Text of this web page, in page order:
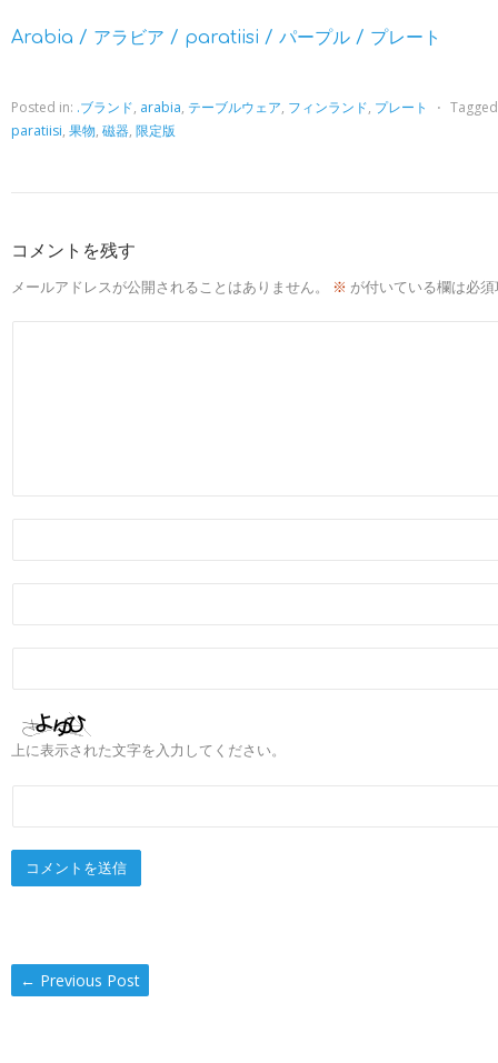
Arabia / アラビア / paratiisi / パープル / プレート
Posted in: .ブランド, arabia, テーブルウェア, フィンランド, プレート ⋅
paratiisi, 果物, 磁器, 限定版
コメントを残す
メールアドレスが公開されることはありません。
※ が付いている欄は必
上に表示された文字を入力してください。
← Previous Post